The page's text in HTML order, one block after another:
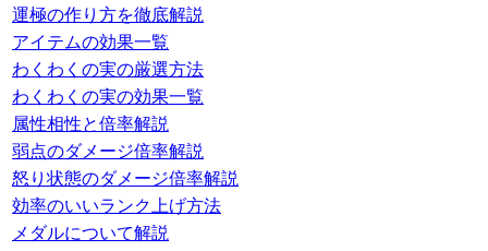
運極の作り方を徹底解説
アイテムの効果一覧
わくわくの実の厳選方法
わくわくの実の効果一覧
属性相性と倍率解説
弱点のダメージ倍率解説
怒り状態のダメージ倍率解説
効率のいいランク上げ方法
メダルについて解説